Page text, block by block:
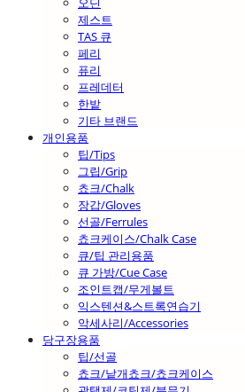
제스트
TAS 큐
페리
퓨리
프레데터
한밭
기타 브랜드
개인용품
팁/Tips
그립/Grip
쵸크/Chalk
장갑/Gloves
선골/Ferrules
쵸크케이스/Chalk Case
큐/팁 관리용품
큐 가방/Cue Case
조인트캡/무게볼트
익스텐션&스트록연습기
악세사리/Accessories
당구장용품
팁/선골
쵸크/낱개쵸크/쵸크케이스